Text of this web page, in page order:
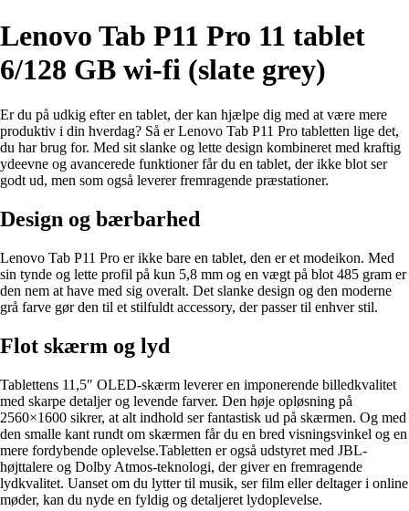
Lenovo Tab P11 Pro 11 tablet
6/128 GB wi-fi (slate grey)
Er du på udkig efter en tablet, der kan hjælpe dig med at være mere
produktiv i din hverdag? Så er Lenovo Tab P11 Pro tabletten lige det,
du har brug for. Med sit slanke og lette design kombineret med kraftig
ydeevne og avancerede funktioner får du en tablet, der ikke blot ser
godt ud, men som også leverer fremragende præstationer.
Design og bærbarhed
Lenovo Tab P11 Pro er ikke bare en tablet, den er et modeikon. Med
sin tynde og lette profil på kun 5,8 mm og en vægt på blot 485 gram er
den nem at have med sig overalt. Det slanke design og den moderne
grå farve gør den til et stilfuldt accessory, der passer til enhver stil.
Flot skærm og lyd
Tablettens 11,5″ OLED-skærm leverer en imponerende billedkvalitet
med skarpe detaljer og levende farver. Den høje opløsning på
2560×1600 sikrer, at alt indhold ser fantastisk ud på skærmen. Og med
den smalle kant rundt om skærmen får du en bred visningsvinkel og en
mere fordybende oplevelse.Tabletten er også udstyret med JBL-
højttalere og Dolby Atmos-teknologi, der giver en fremragende
lydkvalitet. Uanset om du lytter til musik, ser film eller deltager i online
møder, kan du nyde en fyldig og detaljeret lydoplevelse.